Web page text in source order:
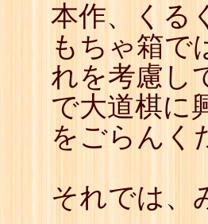
本作、くる
もちゃ箱で
れを考慮し
で大道棋に
をごらんく
それでは、